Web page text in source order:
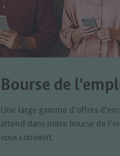
Bourse de
Une large gamme d'offres
attend dans notre bourse de
vous convient.